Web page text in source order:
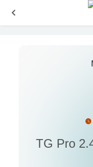
TG Pro
iClip 5.5.3.3.1 – 最
Soulver 3.4.4 – 在